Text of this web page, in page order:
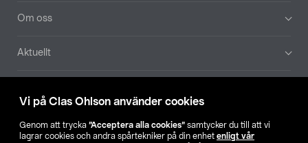
Vi på Clas Ohlson använder cookies
Genom att trycka ”Acceptera alla cookies” samtycker du till att vi
lagrar cookies och andra spårtekniker på din enhet enligt vår
Om oss
Aktuellt
Hitta butik